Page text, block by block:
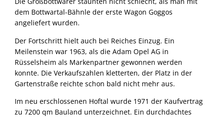
dem Bottwartal-Bähnle der erste Wagon Goggos
angeliefert wurden.
Der Fortschritt hielt auch bei Reiches Einzug. Ein
Meilenstein war 1963, als die Adam Opel AG in
Rüsselsheim als Markenpartner gewonnen werden
konnte. Die Verkaufszahlen kletterten, der Platz in der
Gartenstraße reichte schon bald nicht mehr aus.
Im neu erschlossenen Hoftal wurde 1971 der Kaufvertrag
zu 7200 qm Bauland unterzeichnet. Ein durchdachtes